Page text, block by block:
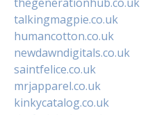
talkingmagpie.co.uk
humancotton.co.uk
newdawndigitals.co.uk
saintfelice.co.uk
mrjapparel.co.uk
kinkycatalog.co.uk